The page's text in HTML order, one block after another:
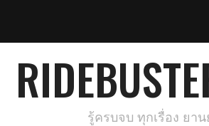
รู้ครบจบ ทุกเรื่อง ยา